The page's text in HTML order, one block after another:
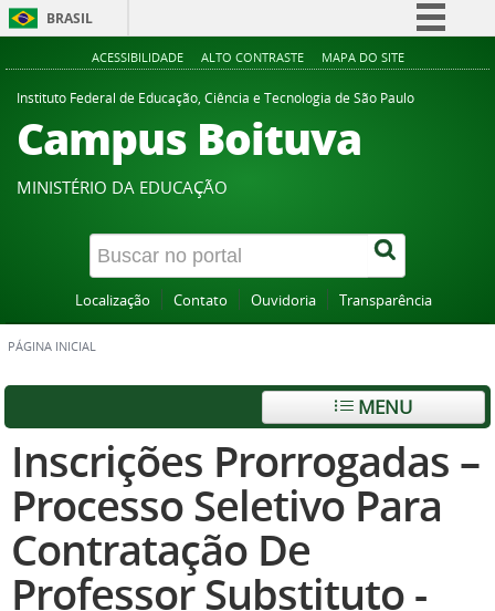
BRASIL
Simplifique!
Comunica BR
Acesso à informação
Canais
ACESSIBILIDADE ALTO CONTRASTE MAPA DO SITE
Instituto Federal de Educação, Ciência e Tecnologia de São Paulo
Campus Boituva
MINISTÉRIO DA EDUCAÇÃO
Localização Contato Ouvidoria Transparência
PÁGINA INICIAL
MENU
Inscrições Prorrogadas –
Processo Seletivo Para
Contratação De
Professor Substituto -